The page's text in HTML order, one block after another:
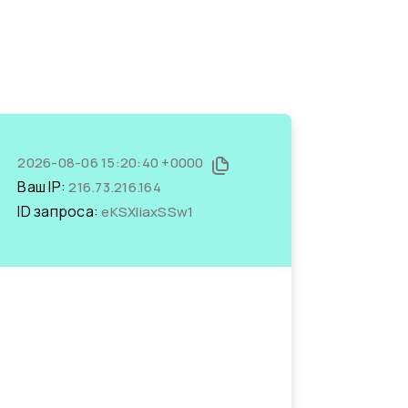
2026-08-06 15:20:40 +0000
Ваш IP:216.73.216.164
ID запроса:eKSXliaxSSw1